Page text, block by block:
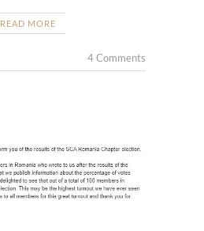
READ MORE
4 Comments